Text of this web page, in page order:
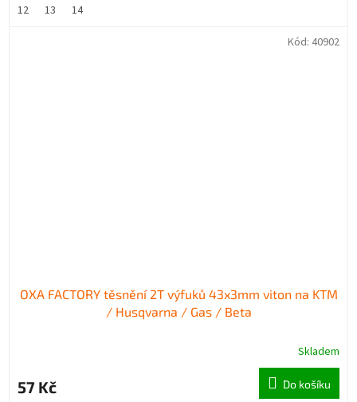
12 13 14
OXA FACTORY těsnění 2T výfuků 43x3mm viton na KTM
/ Husqvarna / Gas / Beta
Skladem
57 Kč Do košíku
Kód: 40902